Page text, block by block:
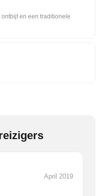
en een traditionele
April 2019